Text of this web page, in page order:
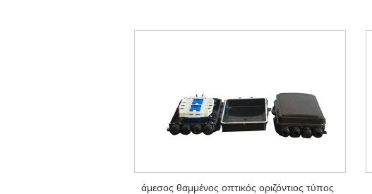
άμεσος θαμμένος οπτικός οριζόντιος τύπος